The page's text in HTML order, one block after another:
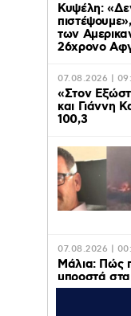
Κυψέλη:
των
26χρονο
07.08.2026 |
«Στον
και Γιάννη
100,3
07.08.2026 |
Μάλια: Πώς
μπροστά στα
παιδιά
κατάσταση